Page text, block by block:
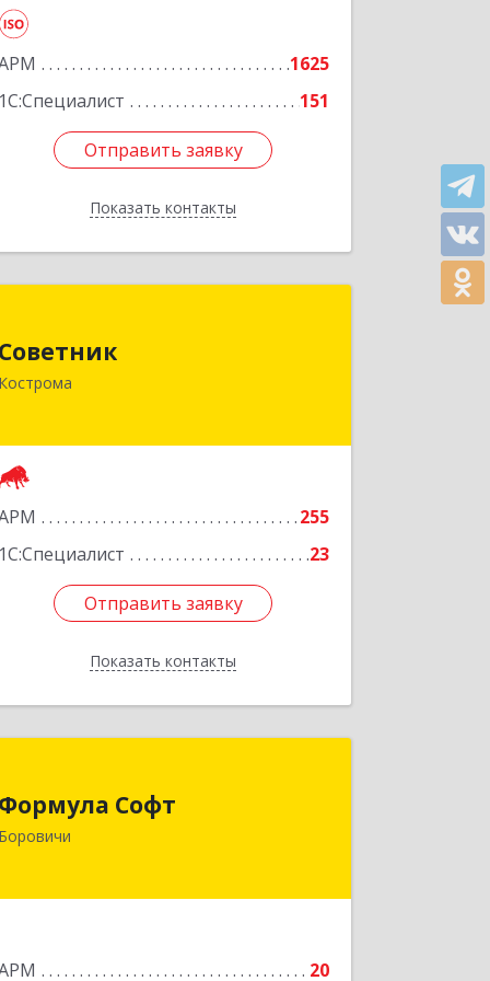
1625
1С:Специалист
151
Отправить заявку
Показать контакты
Отправить заявку
Назад
Советник
Кострома
255
1С:Специалист
23
Отправить заявку
Показать контакты
Ерохова ул, дом № 3а, пом.2-12
Подробнее
Отправить заявку
Назад
Формула Софт
Боровичи
20
174411, Новгородская обл,
Боровичский р-н, Боровичи г,